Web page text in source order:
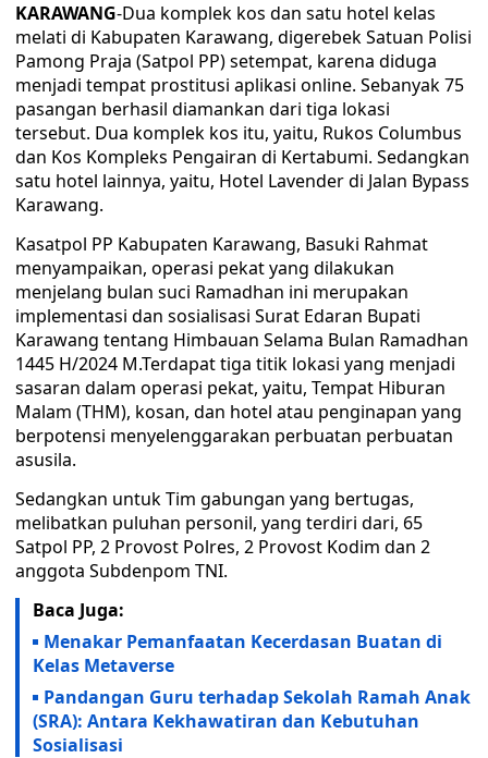
KARAWANG-Dua komplek kos dan satu hotel kelas
melati di Kabupaten Karawang, digerebek Satuan Polisi
Pamong Praja (Satpol PP) setempat, karena diduga
menjadi tempat prostitusi aplikasi online. Sebanyak 75
pasangan berhasil diamankan dari tiga lokasi
tersebut. Dua komplek kos itu, yaitu, Rukos Columbus
dan Kos Kompleks Pengairan di Kertabumi. Sedangkan
satu hotel lainnya, yaitu, Hotel Lavender di Jalan Bypass
Karawang.
Kasatpol PP Kabupaten Karawang, Basuki Rahmat
menyampaikan, operasi pekat yang dilakukan
menjelang bulan suci Ramadhan ini merupakan
implementasi dan sosialisasi Surat Edaran Bupati
Karawang tentang Himbauan Selama Bulan Ramadhan
1445 H/2024 M.Terdapat tiga titik lokasi yang menjadi
sasaran dalam operasi pekat, yaitu, Tempat Hiburan
Malam (THM), kosan, dan hotel atau penginapan yang
berpotensi menyelenggarakan perbuatan perbuatan
asusila.
Sedangkan untuk Tim gabungan yang bertugas,
melibatkan puluhan personil, yang terdiri dari, 65
Satpol PP, 2 Provost Polres, 2 Provost Kodim dan 2
anggota Subdenpom TNI.
Baca Juga:
Menakar Pemanfaatan Kecerdasan Buatan di
Kelas Metaverse
Pandangan Guru terhadap Sekolah Ramah Anak
(SRA): Antara Kekhawatiran dan Kebutuhan
Sosialisasi